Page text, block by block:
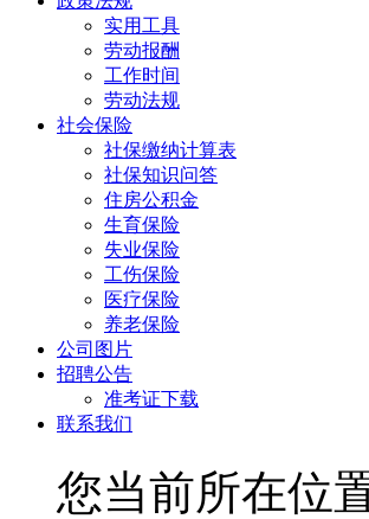
实用工具
劳动报酬
工作时间
劳动法规
社会保险
社保缴纳计算表
社保知识问答
住房公积金
生育保险
失业保险
工伤保险
医疗保险
养老保险
公司图片
招聘公告
准考证下载
联系我们
您当前所在位